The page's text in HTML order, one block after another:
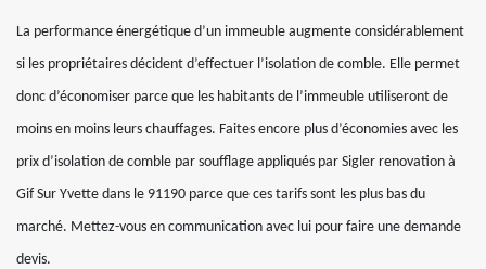
La performance énergétique d’un immeuble augmente considérablement
si les propriétaires décident d’effectuer l’isolation de comble. Elle permet
donc d’économiser parce que les habitants de l’immeuble utiliseront de
moins en moins leurs chauffages. Faites encore plus d’économies avec les
prix d’isolation de comble par soufflage appliqués par Sigler renovation à
Gif Sur Yvette dans le 91190 parce que ces tarifs sont les plus bas du
marché. Mettez-vous en communication avec lui pour faire une demande
devis.